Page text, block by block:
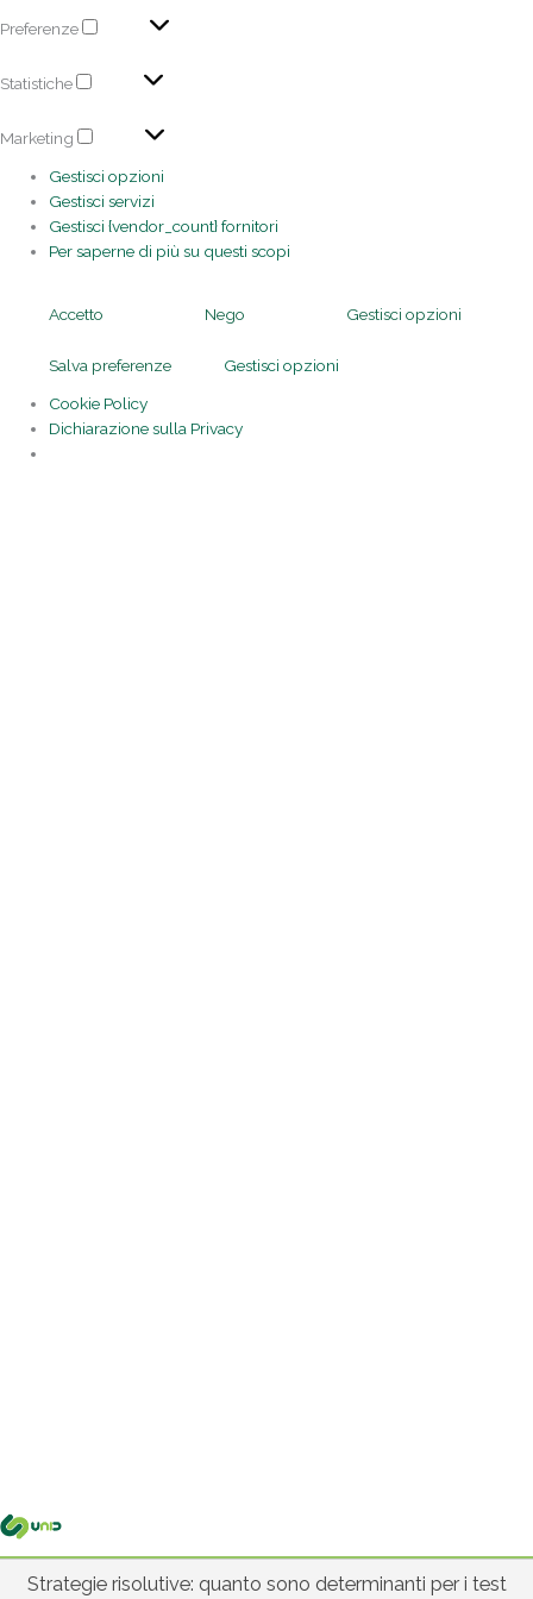
Preferenze
Statistiche
Marketing
Gestisci opzioni
Gestisci servizi
Gestisci {vendor_count} fornitori
Per saperne di più su questi scopi
Accetto Nego Gestisci opzioni
Salva preferenze
Gestisci opzioni
Cookie Policy
Dichiarazione sulla Privacy
Strategie risolutive: quanto sono determinanti per i test